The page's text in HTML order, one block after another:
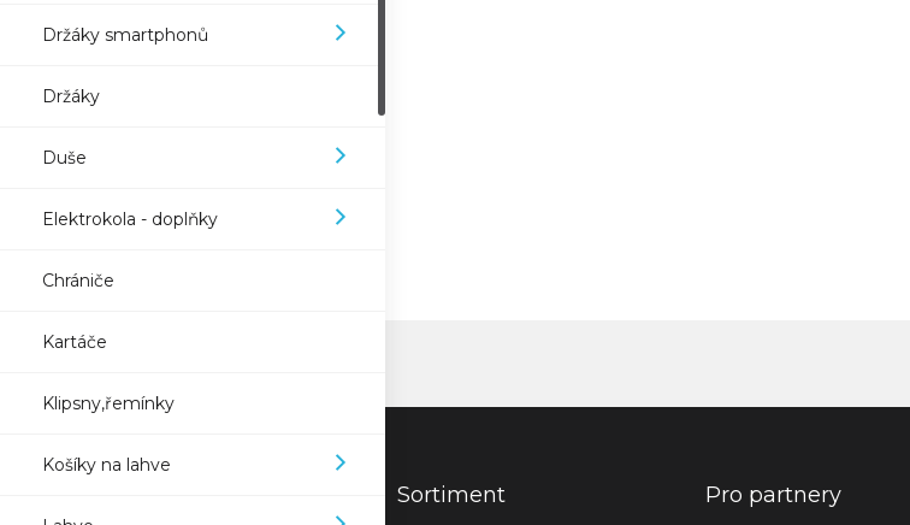
Držáky smartphonů
Držáky
Duše
Elektrokola - doplňky
Chrániče
Kartáče
Klipsny,řemínky
Košíky na lahve
Sortiment Pro partnery